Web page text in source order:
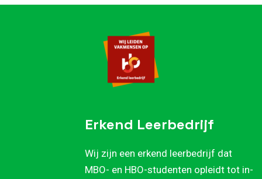
Erkend Leerbedrijf
Wij zijn een erkend leerbedrijf dat
MBO- en HBO-studenten opleidt tot in-